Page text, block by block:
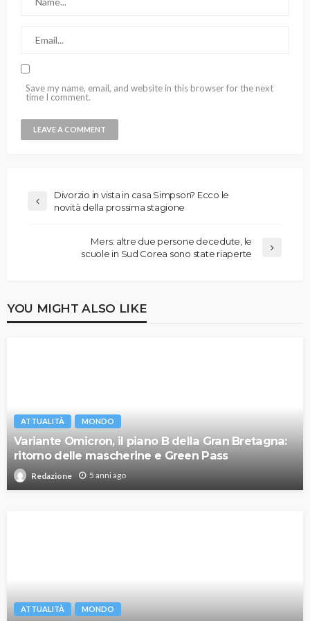
Save my name, email, and website in this browser for the next
time I comment.
Divorzio in vista in casa Simpson? Ecco le
novità della prossima stagione
Mers: altre due persone decedute, le
scuole in Sud Corea sono state riaperte
YOU MIGHT ALSO LIKE
ATTUALITÀ MONDO
Variante Omicron, il piano B della Gran Bretagna:
ritorno delle mascherine e Green Pass
Redazione 5 anni ago
ATTUALITÀ MONDO